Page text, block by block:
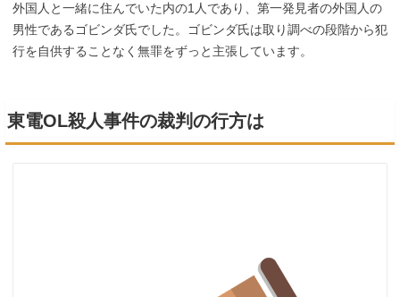
外国人と一緒に住んでいた内の1人であり、第一発見者の外国人の
男性であるゴビンダ氏でした。ゴビンダ氏は取り調べの段階から犯
行を自供することなく無罪をずっと主張しています。
東電OL殺人事件の裁判の行方は